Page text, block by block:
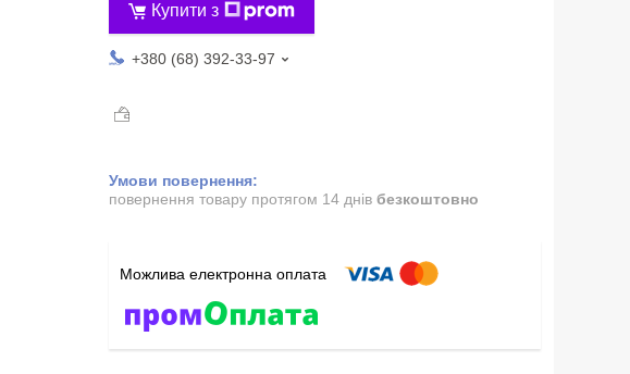
Купити з
+380 (68) 392-33-97
повернення товару протягом 14 днів безкоштовно